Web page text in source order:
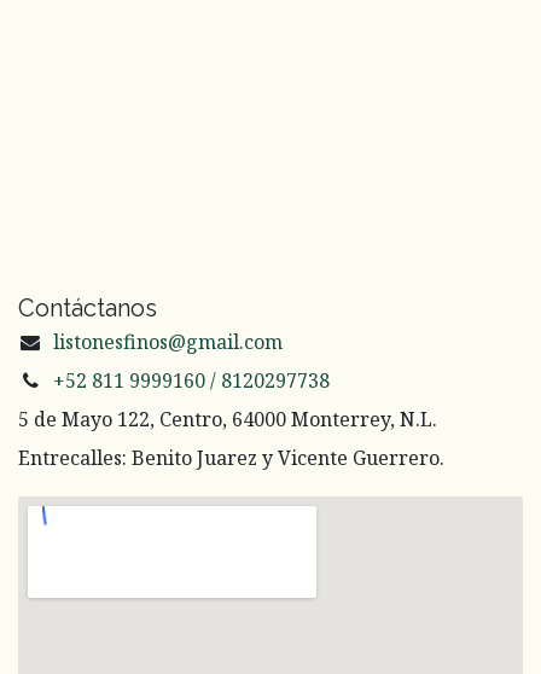
Contáctanos
listonesfinos@gmail.com
+52 811 9999160 / 8120297738
5 de Mayo 122, Centro, 64000 Monterrey, N.L.
Entrecalles: Benito Juarez y Vicente Guerrero.